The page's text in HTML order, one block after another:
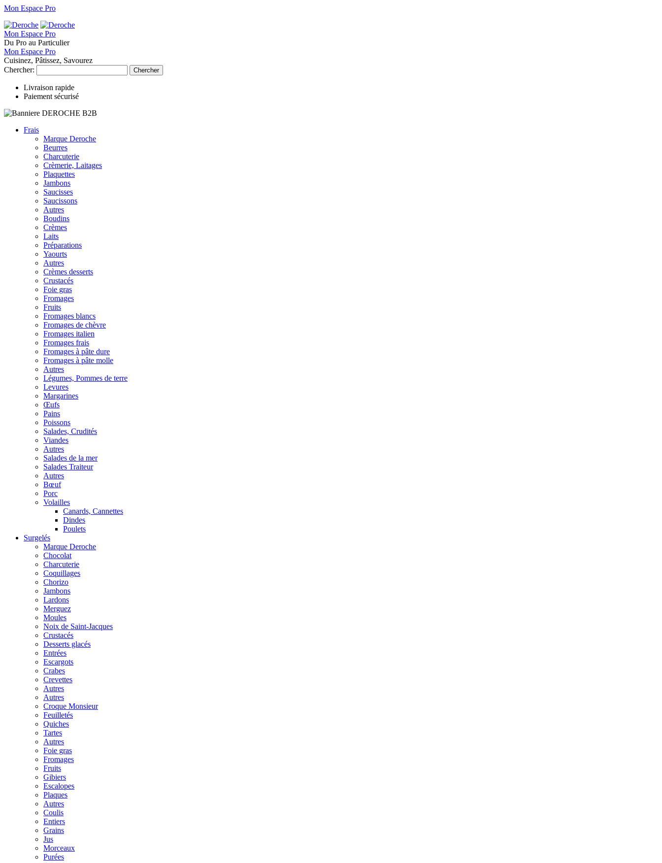
Mon Espace Pro
Mon Espace Pro
Du Pro au Particulier
Mon Espace Pro
Cuisinez, Pâtissez, Savourez
Chercher:
Chercher
Livraison rapide
Paiement sécurisé
Frais
Marque Deroche
Beurres
Charcuterie
Crèmerie, Laitages
Plaquettes
Jambons
Saucisses
Saucissons
Autres
Boudins
Crèmes
Laits
Préparations
Yaourts
Autres
Crèmes desserts
Crustacés
Foie gras
Fromages
Fruits
Fromages blancs
Fromages de chèvre
Fromages italien
Fromages frais
Fromages à pâte dure
Fromages à pâte molle
Autres
Légumes, Pommes de terre
Levures
Margarines
Œufs
Pains
Poissons
Salades, Crudités
Viandes
Autres
Salades de la mer
Salades Traiteur
Autres
Bœuf
Porc
Volailles
Canards, Cannettes
Dindes
Poulets
Surgelés
Marque Deroche
Chocolat
Charcuterie
Coquillages
Chorizo
Jambons
Lardons
Merguez
Moules
Noix de Saint-Jacques
Crustacés
Desserts glacés
Entrées
Escargots
Crabes
Crevettes
Autres
Autres
Croque Monsieur
Feuilletés
Quiches
Tartes
Autres
Foie gras
Fromages
Fruits
Gibiers
Escalopes
Plaques
Autres
Coulis
Entiers
Grains
Jus
Morceaux
Purées